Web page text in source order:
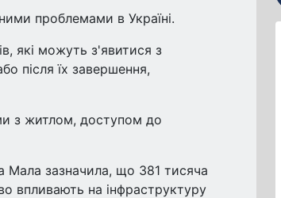
проблемами в Україні.
які можуть з'явитися з
після їх завершення,
з житлом, доступом до
Мала зазначила, що 381 тисяча
впливають на інфраструктуру